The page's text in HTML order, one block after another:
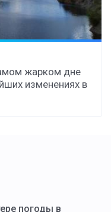
жарком дне
изменениях в
погоды в